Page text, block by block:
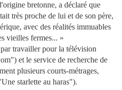
bretonne, a déclaré que
très proche de lui et de son père,
avec des réalités immuables
vieilles fermes... »
travailler pour la télévision
et le service de recherche de
plusieurs courts-métrages,
starlette au haras").